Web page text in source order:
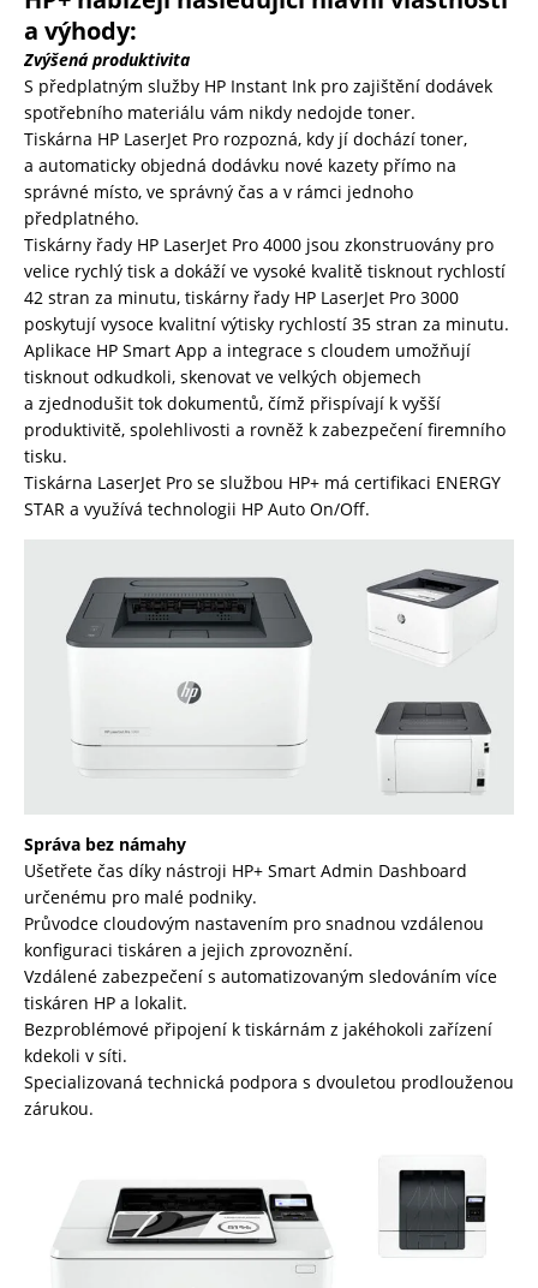
a výhody:
Zvýšená produktivita
S předplatným služby HP Instant Ink pro zajištění dodávek
spotřebního materiálu vám nikdy nedojde toner.
Tiskárna HP LaserJet Pro rozpozná, kdy jí dochází toner,
a automaticky objedná dodávku nové kazety přímo na
správné místo, ve správný čas a v rámci jednoho
předplatného.
Tiskárny řady HP LaserJet Pro 4000 jsou zkonstruovány pro
velice rychlý tisk a dokáží ve vysoké kvalitě tisknout rychlostí
42 stran za minutu, tiskárny řady HP LaserJet Pro 3000
poskytují vysoce kvalitní výtisky rychlostí 35 stran za minutu.
Aplikace HP Smart App a integrace s cloudem umožňují
tisknout odkudkoli, skenovat ve velkých objemech
a zjednodušit tok dokumentů, čímž přispívají k vyšší
produktivitě, spolehlivosti a rovněž k zabezpečení firemního
tisku.
Tiskárna LaserJet Pro se službou HP+ má certifikaci ENERGY
STAR a využívá technologii HP Auto On/Off.
Správa bez námahy
Ušetřete čas díky nástroji HP+ Smart Admin Dashboard
určenému pro malé podniky.
Průvodce cloudovým nastavením pro snadnou vzdálenou
konfiguraci tiskáren a jejich zprovoznění.
Vzdálené zabezpečení s automatizovaným sledováním více
tiskáren HP a lokalit.
Bezproblémové připojení k tiskárnám z jakéhokoli zařízení
kdekoli v síti.
Specializovaná technická podpora s dvouletou prodlouženou
zárukou.